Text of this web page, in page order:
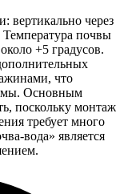
вертикально через
почвы
+5 градусов.
что
Основным
поскольку монтаж
требует много
вода» является